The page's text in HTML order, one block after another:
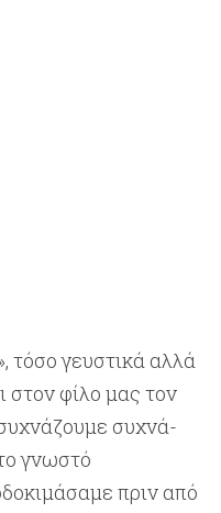
τόσο γευστικά αλλά
στον φίλο μας τον
συχνά-
γνωστό
πριν από